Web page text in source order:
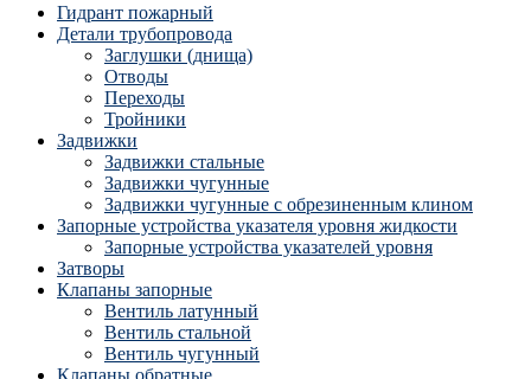
Гидрант пожарный
Детали трубопровода
Заглушки (днища)
Отводы
Переходы
Тройники
Задвижки
Задвижки стальные
Задвижки чугунные
Задвижки чугунные с обрезиненным клином
Запорные устройства указателя уровня жидкости
Запорные устройства указателей уровня
Затворы
Клапаны запорные
Вентиль латунный
Вентиль стальной
Вентиль чугунный
Клапаны обратные